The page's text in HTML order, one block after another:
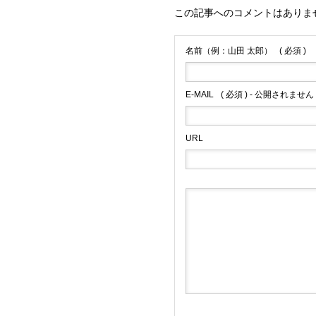
この記事へのコメントはありま
名前（例：山田 太郎） ( 必須 )
E-MAIL ( 必須 ) - 公開されません
URL